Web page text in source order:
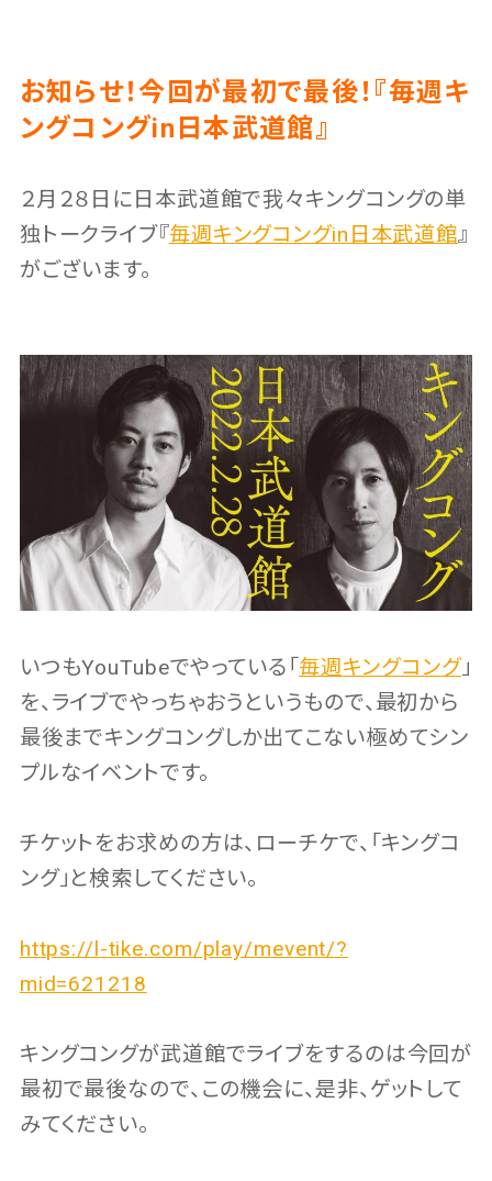
お知らせ！今回が最初で最後！『毎週キ
ングコングin日本武道館』
２月２８日に日本武道館で我々キングコングの単
独トークライブ『毎週キングコングin日本武道館』
がございます。
いつもYouTubeでやっている「 毎週キングコング」
を、ライブでやっちゃおうというもので、最初から
最後までキングコングしか出てこない極めてシン
プルなイベントです。
チケットをお求めの方は、ローチケで、「キングコ
ング」と検索してください。
https://l-tike.com/play/mevent/?
mid=621218
キングコングが武道館でライブをするのは今回が
最初で最後なので、この機会に、是非、ゲットして
みてください。